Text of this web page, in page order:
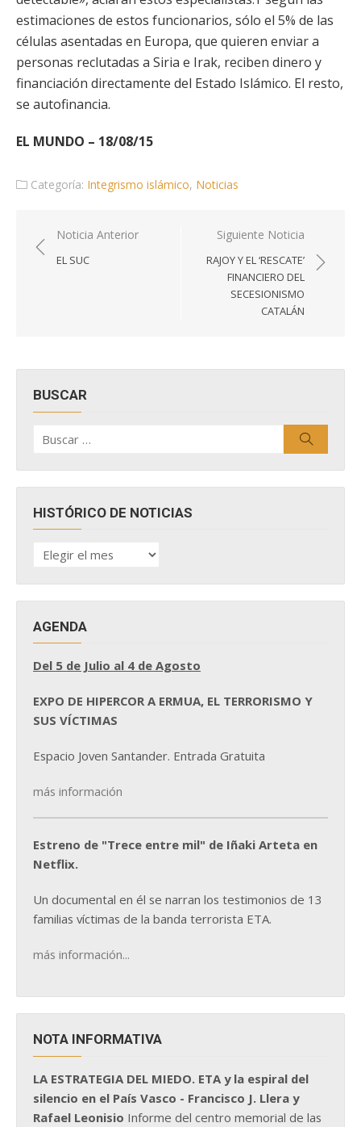
estimaciones de estos funcionarios, sólo el 5% de las
células asentadas en Europa, que quieren enviar a
personas reclutadas a Siria e Irak, reciben dinero y
financiación directamente del Estado Islámico. El resto,
se autofinancia.
EL MUNDO – 18/08/15
Categoría: Integrismo islámico, Noticias
Navegación
de
Noticia Anterior
EL SUC
Siguiente Noticia
RAJOY Y EL ‘RESCATE’
FINANCIERO DEL
SECESIONISMO
CATALÁN
BUSCAR
por:
HISTÓRICO DE NOTICIAS
HISTÓRICO
DE
AGENDA
Del 5 de Julio al 4 de Agosto
EXPO DE HIPERCOR A ERMUA, EL TERRORISMO Y
SUS VÍCTIMAS
Espacio Joven Santander. Entrada Gratuita
más información
Estreno de "Trece entre mil" de Iñaki Arteta en
Netflix.
Un documental en él se narran los testimonios de 13
familias víctimas de la banda terrorista ETA.
más información...
NOTA INFORMATIVA
LA ESTRATEGIA DEL MIEDO. ETA y la espiral del
silencio en el País Vasco - Francisco J. Llera y
Rafael Leonisio Informe del centro memorial de las